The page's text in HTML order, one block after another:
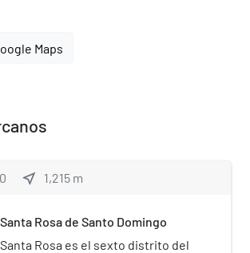
Maps
0 near_me 1,215 m
Santa Rosa de Santo Domingo
Santa Rosa es el sexto distrito del